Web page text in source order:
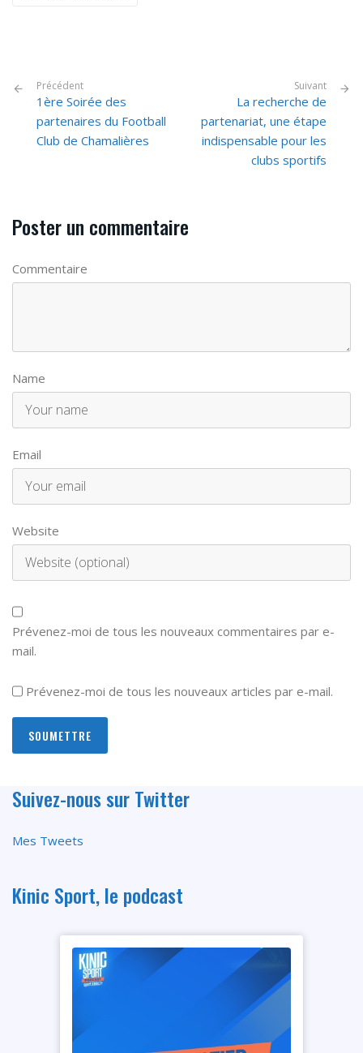
Précédent
1ère Soirée des
partenaires du Football
Club de Chamalières
Suivant
La recherche de
partenariat, une étape
indispensable pour les
clubs sportifs
Poster un commentaire
Commentaire
Name
Email
Website
Prévenez-moi de tous les nouveaux commentaires par e-
mail.
Prévenez-moi de tous les nouveaux articles par e-mail.
Suivez-nous sur Twitter
Mes Tweets
Kinic Sport, le podcast